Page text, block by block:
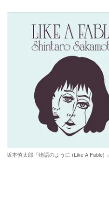
坂本慎太郎『物語のように (Like A Fable) 』